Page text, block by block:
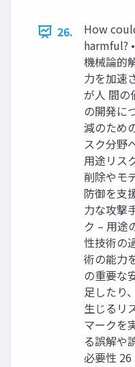
26.
How
harmful?
機械論的
力を加速
が人 間の
の開発に
減のため
スク分野
用途リス
削除やモ
防御を支
力な攻撃
ク – 用途
性技術の
術の能力
の重要な
足したり
生じるリ
マークを
る誤解や
必要性 26